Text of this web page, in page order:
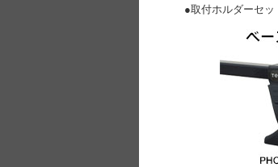
●取付ホルダーセッ